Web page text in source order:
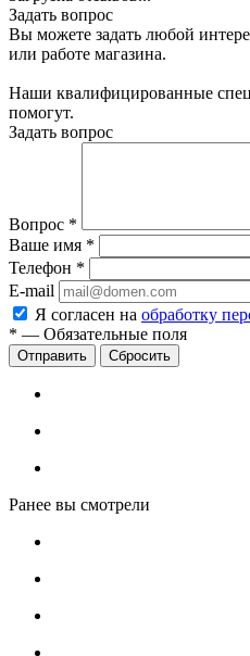
Задать вопрос
Вы можете задать любой
или работе магазина.
Наши квалифицированные
помогут.
Задать вопрос
Вопрос *
Ваше имя *
Телефон *
E-mail
Я согласен на обработку
* — Обязательные поля
Сбросить
Ранее вы смотрели